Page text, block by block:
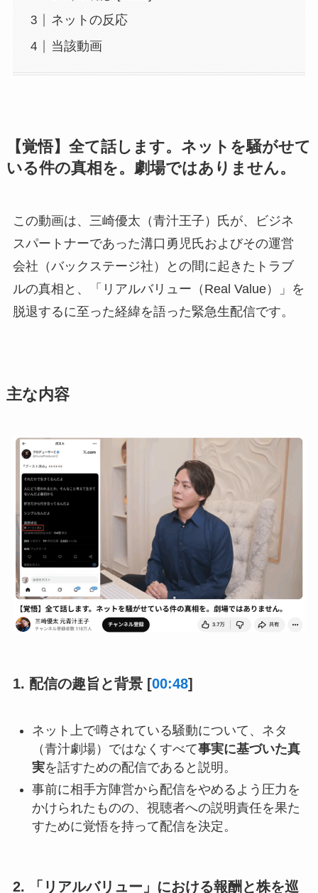
ネットの反応
当該動画
【覚悟】全て話します。ネットを騒がせて
いる件の真相を。劇場ではありません。
この動画は、三崎優太（青汁王子）氏が、ビジネ
スパートナーであった溝口勇児氏およびその運営
会社（バックステージ社）との間に起きたトラブ
ルの真相と、「リアルバリュー（Real Value）」を
脱退するに至った経緯を語った緊急生配信です。
主な内容
1. 配信の趣旨と背景 [00:48]
ネット上で噂されている騒動について、ネタ
（青汁劇場）ではなくすべて事実に基づいた真
実を話すための配信であると説明。
事前に相手方陣営から配信をやめるよう圧力を
かけられたものの、視聴者への説明責任を果た
すために覚悟を持って配信を決定。
2. 「リアルバリュー」における報酬と株を巡